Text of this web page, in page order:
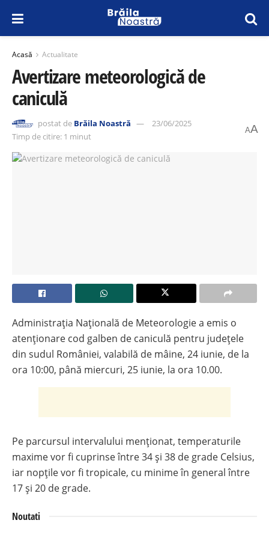
Acasă Actualitate
Avertizare meteorologică de
caniculă
postat de Brăila Noastră
23/06/2025
Timp de citire: 1 minut
AA
Administrația Națională de Meteorologie a emis o
atenționare cod galben de caniculă pentru județele
din sudul României, valabilă de mâine, 24 iunie, de la
ora 10:00, până miercuri, 25 iunie, la ora 10.00.
Pe parcursul intervalului menționat, temperaturile
maxime vor fi cuprinse între 34 și 38 de grade Celsius,
iar nopțile vor fi tropicale, cu minime în general între
17 și 20 de grade.
Noutati